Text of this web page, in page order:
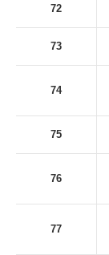
72
73
74
75
76
77